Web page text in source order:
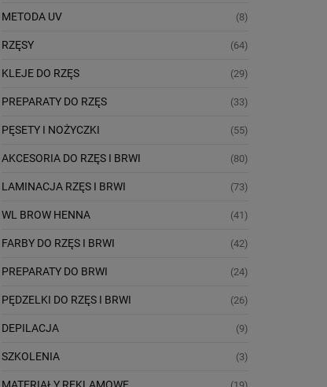
METODA UV (8)
RZĘSY (64)
KLEJE DO RZĘS (29)
PREPARATY DO RZĘS (33)
PĘSETY I NOŻYCZKI (55)
AKCESORIA DO RZĘS I BRWI (80)
LAMINACJA RZĘS I BRWI (73)
WL BROW HENNA (41)
FARBY DO RZĘS I BRWI (42)
PREPARATY DO BRWI (24)
PĘDZELKI DO RZĘS I BRWI (26)
DEPILACJA (9)
SZKOLENIA (3)